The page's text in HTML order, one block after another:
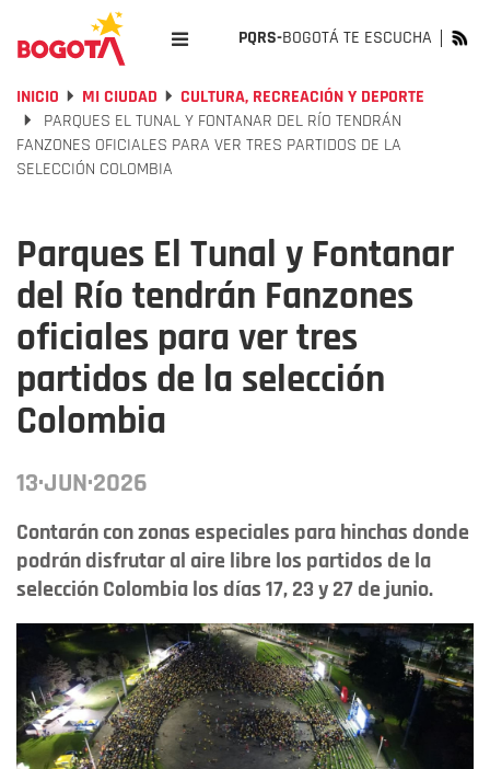
PQRS-BOGOTÁ TE ESCUCHA
INICIO MI CIUDAD
CULTURA, RECREACIÓN Y DEPORTE
PARQUES EL TUNAL Y FONTANAR DEL RÍO TENDRÁN
FANZONES OFICIALES PARA VER TRES PARTIDOS DE LA
SELECCIÓN COLOMBIA
Parques El Tunal y Fontanar
del Río tendrán Fanzones
oficiales para ver tres
partidos de la selección
Colombia
13·JUN·2026
Contarán con zonas especiales para hinchas donde
podrán disfrutar al aire libre los partidos de la
selección Colombia los días 17, 23 y 27 de junio.